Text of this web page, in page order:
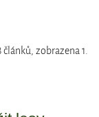
článků, zobrazena 1.